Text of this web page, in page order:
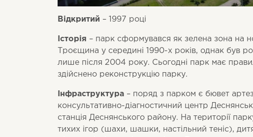
Відкритий – 1997 році
Історія – парк сформувався як зелена зона на
Троєщина у середині 1990-х років, однак був
лише після 2004 року. Сьогодні парк має
здійснено реконструкцію парку.
Інфраструктура – поряд з парком є бювет
консультативно-діагностичний центр
станція Деснянського району. На території
тихих ігор (шахи, шашки, настільний теніс),